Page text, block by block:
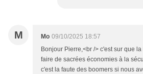
M Mo 09/10/2025 18:57
Bonjour Pierre,<br /> c'est sur que
faire de sacrées économies à la
c'est la faute des boomers si nous